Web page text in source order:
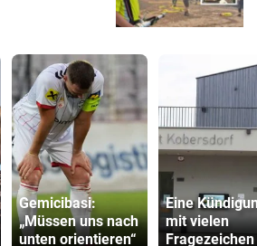
Gemicibasi:
„Müssen uns nach
unten orientieren“
Eine
mit vielen
Fragezeichen